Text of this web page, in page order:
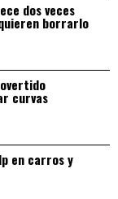
dos veces
borrarlo
curvas
en carros y